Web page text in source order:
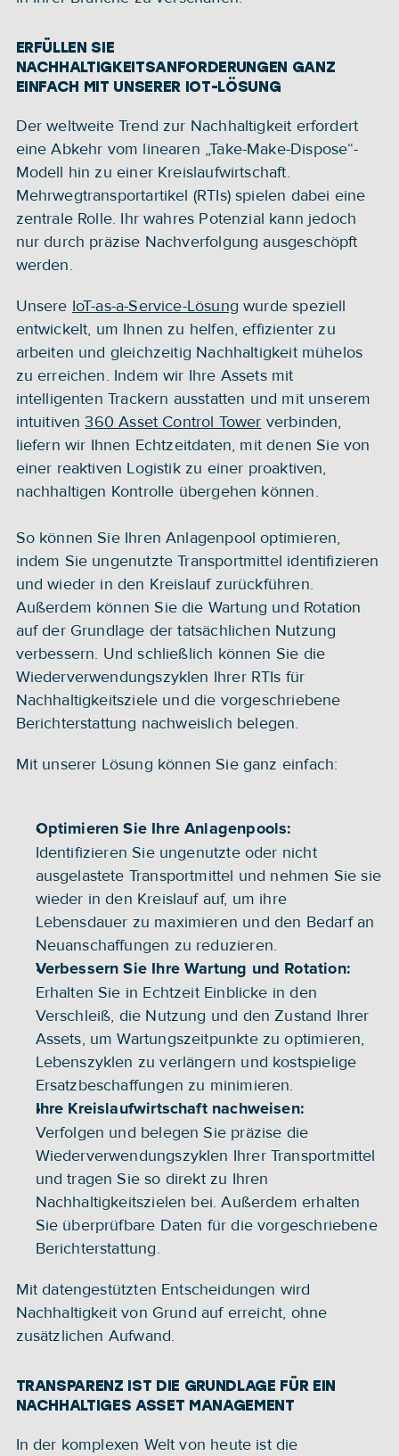
ERFÜLLEN SIE
NACHHALTIGKEITSANFORDERUNGEN GANZ
EINFACH MIT UNSERER IOT-LÖSUNG
Der weltweite Trend zur Nachhaltigkeit erfordert
eine Abkehr vom linearen „Take-Make-Dispose“-
Modell hin zu einer Kreislaufwirtschaft.
Mehrwegtransportartikel (RTIs) spielen dabei eine
zentrale Rolle. Ihr wahres Potenzial kann jedoch
nur durch präzise Nachverfolgung ausgeschöpft
werden.
Unsere IoT-as-a-Service-Lösung wurde speziell
entwickelt, um Ihnen zu helfen, effizienter zu
arbeiten und gleichzeitig Nachhaltigkeit mühelos
zu erreichen. Indem wir Ihre Assets mit
intelligenten Trackern ausstatten und mit unserem
intuitiven 360 Asset Control Tower verbinden,
liefern wir Ihnen Echtzeitdaten, mit denen Sie von
einer reaktiven Logistik zu einer proaktiven,
nachhaltigen Kontrolle übergehen können.
So können Sie Ihren Anlagenpool optimieren,
indem Sie ungenutzte Transportmittel identifizieren
und wieder in den Kreislauf zurückführen.
Außerdem können Sie die Wartung und Rotation
auf der Grundlage der tatsächlichen Nutzung
verbessern. Und schließlich können Sie die
Wiederverwendungszyklen Ihrer RTIs für
Nachhaltigkeitsziele und die vorgeschriebene
Berichterstattung nachweislich belegen.
Mit unserer Lösung können Sie ganz einfach:
Optimieren Sie Ihre Anlagenpools:
Identifizieren Sie ungenutzte oder nicht
ausgelastete Transportmittel und nehmen Sie sie
wieder in den Kreislauf auf, um ihre
Lebensdauer zu maximieren und den Bedarf an
Neuanschaffungen zu reduzieren.
Verbessern Sie Ihre Wartung und Rotation:
Erhalten Sie in Echtzeit Einblicke in den
Verschleiß, die Nutzung und den Zustand Ihrer
Assets, um Wartungszeitpunkte zu optimieren,
Lebenszyklen zu verlängern und kostspielige
Ersatzbeschaffungen zu minimieren.
Ihre Kreislaufwirtschaft nachweisen:
Verfolgen und belegen Sie präzise die
Wiederverwendungszyklen Ihrer Transportmittel
und tragen Sie so direkt zu Ihren
Nachhaltigkeitszielen bei. Außerdem erhalten
Sie überprüfbare Daten für die vorgeschriebene
Berichterstattung.
Mit datengestützten Entscheidungen wird
Nachhaltigkeit von Grund auf erreicht, ohne
zusätzlichen Aufwand.
TRANSPARENZ IST DIE GRUNDLAGE FÜR EIN
NACHHALTIGES ASSET MANAGEMENT
In der komplexen Welt von heute ist die